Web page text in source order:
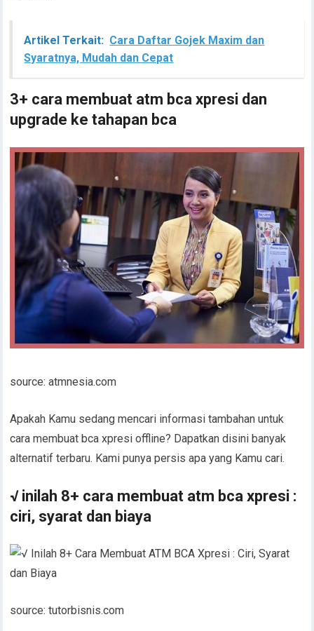
Artikel Terkait: Cara Daftar Gojek Maxim dan
Syaratnya, Mudah dan Cepat
3+ cara membuat atm bca xpresi dan
upgrade ke tahapan bca
source: atmnesia.com
Apakah Kamu sedang mencari informasi tambahan untuk
cara membuat bca xpresi offline? Dapatkan disini banyak
alternatif terbaru. Kami punya persis apa yang Kamu cari.
√ inilah 8+ cara membuat atm bca xpresi :
ciri, syarat dan biaya
source: tutorbisnis.com